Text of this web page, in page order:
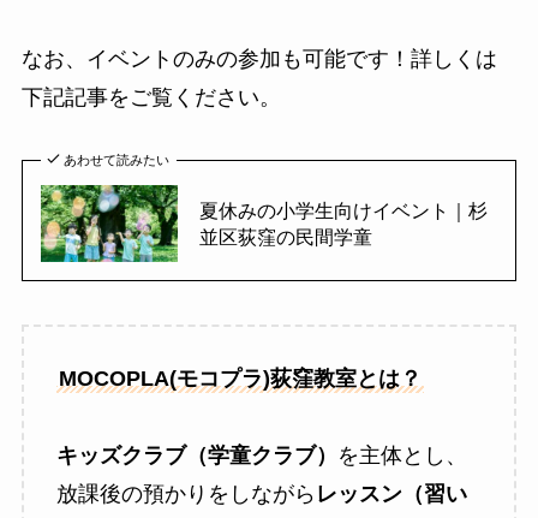
なお、イベントのみの参加も可能です！詳しくは
下記記事をご覧ください。
あわせて読みたい
夏休みの小学生向けイベント｜杉
並区荻窪の民間学童
MOCOPLA(モコプラ)荻窪教室とは？
キッズクラブ（学童クラブ）
を主体とし、
放課後の預かりをしながら レッスン（習い